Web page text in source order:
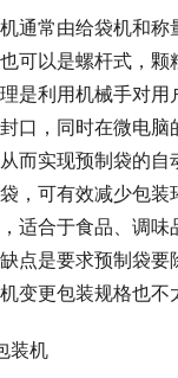
通常由给袋机和称
可以是螺杆式，颗
是利用机械手对用
口，同时在微电脑
而实现预制袋的自
，可有效减少包装
适合于食品、调味
点是要求预制袋要
变更包装规格也不
装机